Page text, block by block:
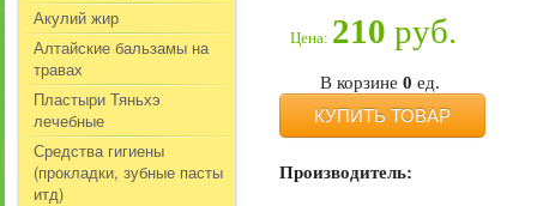
Акулий жир
Алтайские бальзамы на
травах
Пластыри Тяньхэ
лечебные
Средства гигиены
(прокладки, зубные пасты
итд)
Цена: 210 руб.
В корзине 0 ед.
КУПИТЬ ТОВАР
Производитель: